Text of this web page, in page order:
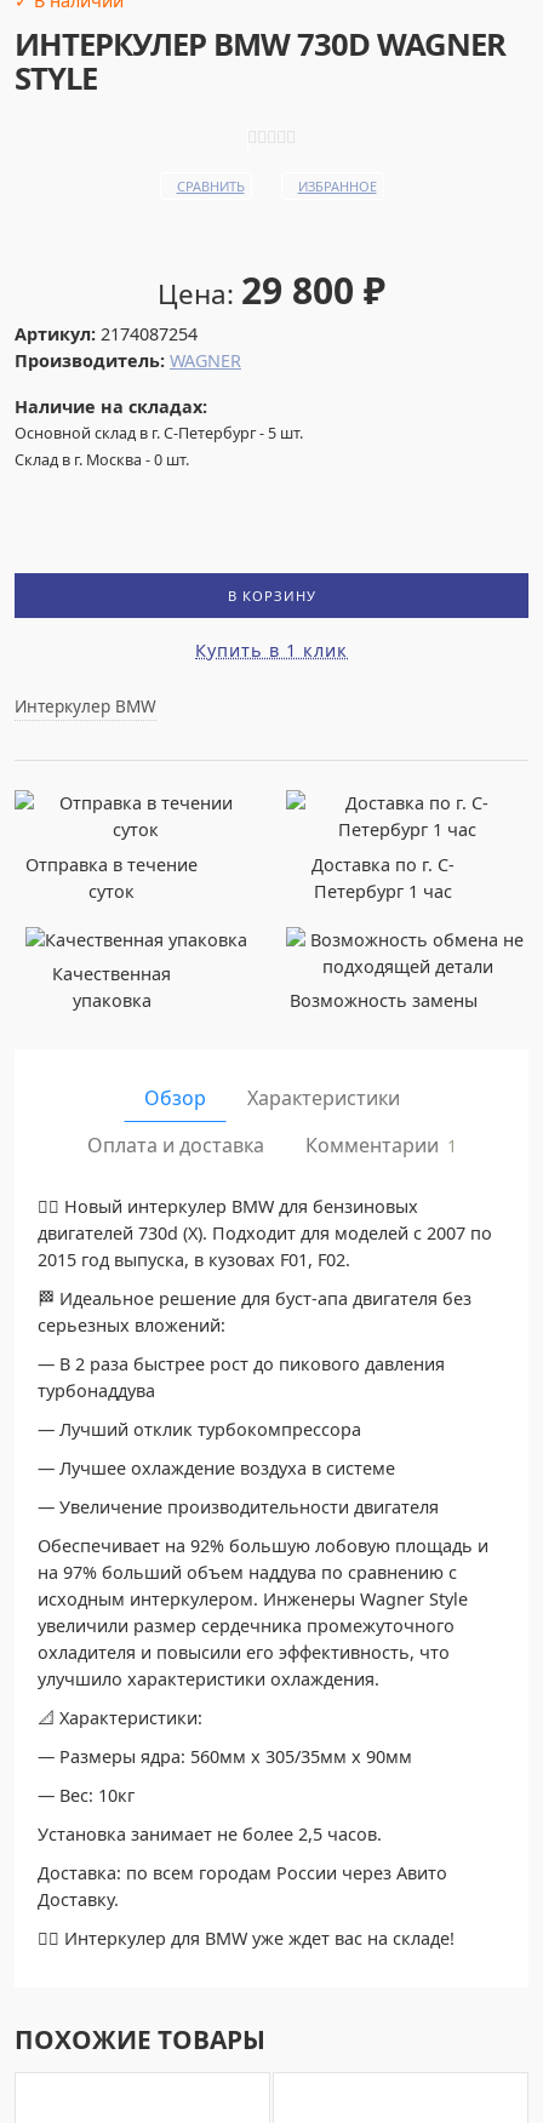
ИНТЕРКУЛЕР BMW 730D WAGNER
STYLE
СРАВНИТЬ ИЗБРАННОЕ
Цена: 29 800 ₽
Артикул: 2174087254
Производитель: WAGNER
Наличие на складах:
Основной склад в г. С-Петербург-5 шт.
Склад в г. Москва -0 шт.
В КОРЗИНУ
Купить в 1 клик
Интеркулер BMW
Отправка в течение
суток
Доставка по г. С-
Петербург 1 час
Качественная
упаковка
Возможность замены
Обзор
Характеристики
Оплата и доставка
Комментарии 1
👉🏻 Новый интеркулер BMW для бензиновых
двигателей 730d (X). Подходит для моделей c 2007 по
2015 год выпуска, в кузовах F01, F02.
🏁 Идеальное решение для буст-апа двигателя без
серьезных вложений:
— В 2 раза быстрее рост до пикового давления
турбонаддува
— Лучший отклик турбокомпрессора
— Лучшее охлаждение воздуха в системе
— Увеличение производительности двигателя
Обеспечивает на 92% большую лобовую площадь и
на 97% больший объем наддува по сравнению с
исходным интеркулером. Инженеры Wagner Style
увеличили размер сердечника промежуточного
охладителя и повысили его эффективность, что
улучшило характеристики охлаждения.
📐 Характеристики:
— Размеры ядра: 560мм х 305/35мм х 90мм
— Вес: 10кг
Установка занимает не более 2,5 часов.
Доставка: по всем городам России через Авито
Доставку.
👍🏻 Интеркулер для BMW уже ждет вас на складе!
ПОХОЖИЕ ТОВАРЫ